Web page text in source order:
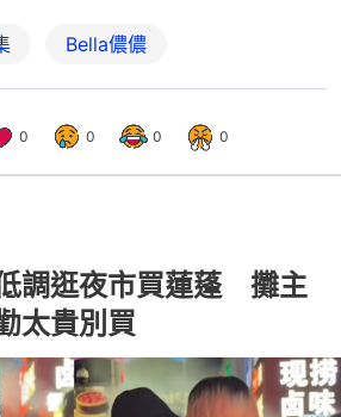
Bella儂儂
0 0 0 0
調逛夜市買蓮蓬 攤主
太貴別買